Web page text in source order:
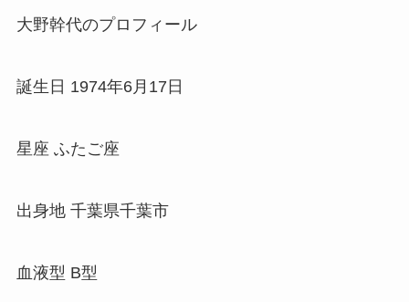
大野幹代のプロフィール
誕生日 1974年6月17日
星座 ふたご座
出身地 千葉県千葉市
血液型 B型